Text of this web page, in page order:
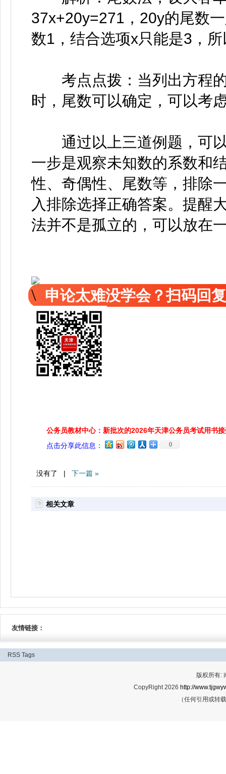
37x+20y=271，20y的尾数
数1，结合选项x只能是3，
考点点拨：当列出方程的
时，尾数可以确定，可以考
通过以上三道例题，可以
一步是观察未知数的系数和
性、奇偶性、尾数等，排除
入排除选择正确答案。提醒
法并不是孤立的，可以放在
申论太难没学会？扫码回
公务员教材中心：新批次的2026年天津公务员考试用书
点击分享此信息：
0
没有了 | 下一篇 »
相关文章
友情链接：
RSS Tags
版权所有:
CopyRight 2026 http://
（任何引用或转